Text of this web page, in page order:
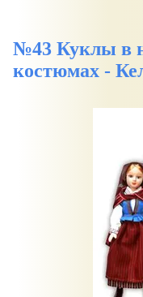
№43 Куклы в
костюмах -